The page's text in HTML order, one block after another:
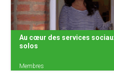
Plus de 60 000
désespérément un
Au cœur des services
solos
Membres